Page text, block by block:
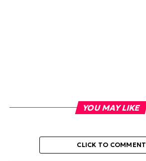
YOU MAY LIKE
CLICK TO COMMENT